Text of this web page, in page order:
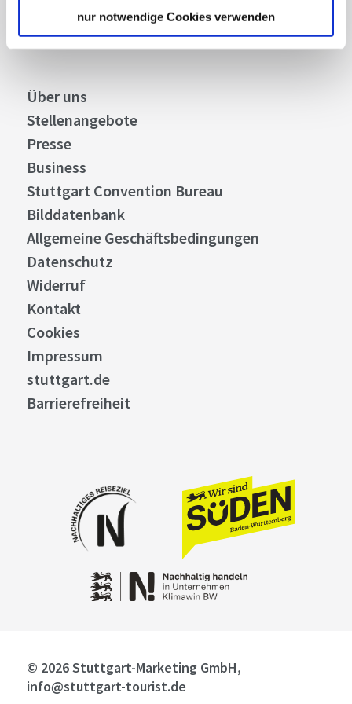
nur notwendige Cookies verwenden
Abonnieren
Über uns
Stellenangebote
Presse
Business
Stuttgart Convention Bureau
Bilddatenbank
Allgemeine Geschäftsbedingungen
Datenschutz
Widerruf
Kontakt
Cookies
Impressum
stuttgart.de
Barrierefreiheit
© 2026 Stuttgart-Marketing GmbH,
info@stuttgart-tourist.de